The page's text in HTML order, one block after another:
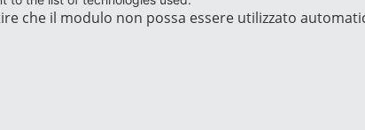
che il modulo non possa essere utilizzato